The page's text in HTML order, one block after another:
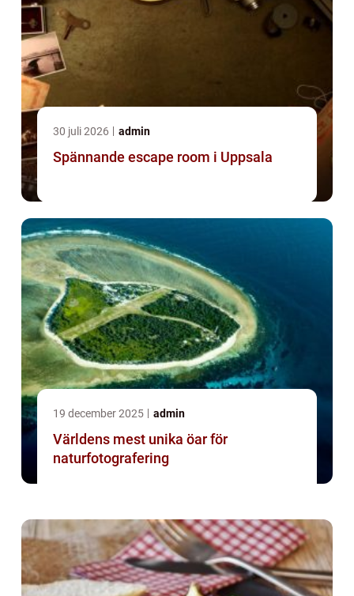
30 juli 2026 admin
Spännande escape room i Uppsala
19 december 2025 admin
Världens mest unika öar för
naturfotografering